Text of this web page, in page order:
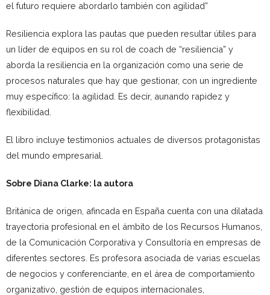
el futuro requiere abordarlo también con agilidad”
Resiliencia explora las pautas que pueden resultar útiles para
un líder de equipos en su rol de coach de “resiliencia” y
aborda la resiliencia en la organización como una serie de
procesos naturales que hay que gestionar, con un ingrediente
muy específico: la agilidad. Es decir, aunando rapidez y
flexibilidad.
El libro incluye testimonios actuales de diversos protagonistas
del mundo empresarial.
Sobre Diana Clarke: la autora
Británica de origen, afincada en España cuenta con una dilatada
trayectoria profesional en el ámbito de los Recursos Humanos,
de la Comunicación Corporativa y Consultoría en empresas de
diferentes sectores. Es profesora asociada de varias escuelas
de negocios y conferenciante, en el área de comportamiento
organizativo, gestión de equipos internacionales,